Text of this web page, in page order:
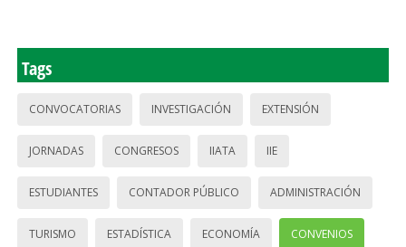
Tags
CONVOCATORIAS INVESTIGACIÓN EXTENSIÓN
JORNADAS CONGRESOS IIATA IIE
ESTUDIANTES CONTADOR PÚBLICO ADMINISTRACIÓN
TURISMO ESTADÍSTICA ECONOMÍA CONVENIOS